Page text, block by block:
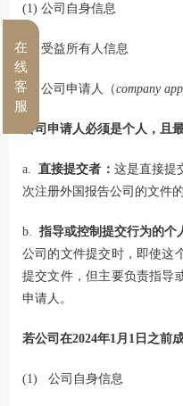
(1) 公司自身信息
(2) 受益所有人信息
(3) 公司申请人（company
公司申请人必须是个人，且
a.直接提交者： 这是直接提
次注册外国报告公司的文件的
b.指导或控制提交行为的个
公司的文件提交时，即使这
提交文件，但主要负责指导
申请人。
若公司在2024年1月1日之前
(1) 公司自身信息
在
线
客
服